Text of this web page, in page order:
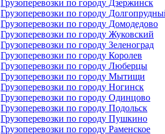
Грузоперевозки по городу Дзержинск
Грузоперевозки по городу
Грузоперевозки по городу Домодедово
Грузоперевозки по городу Жуковский
Грузоперевозки по городу Зеленоград
Грузоперевозки по городу Королев
Грузоперевозки по городу Люберцы
Грузоперевозки по городу Мытищи
Грузоперевозки по городу Ногинск
Грузоперевозки по городу Одинцово
Грузоперевозки по городу Подольск
Грузоперевозки по городу Пушкино
Грузоперевозки по городу Раменское